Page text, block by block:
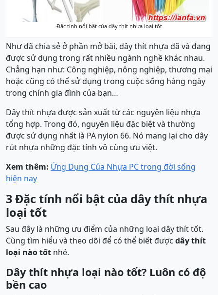
Đặc tính nổi bật của dây thít nhựa loại tốt
Như đã chia sẻ ở phần mở bài, dây thít nhựa đã và đang
được sử dụng trong rất nhiều ngành nghề khác nhau.
Chẳng hạn như: Công nghiệp, nông nghiệp, thương mại
hoặc cũng có thể sử dụng trong cuộc sống hàng ngày
trong chính gia đình của bạn…
Dây thít nhựa được sản xuất từ các nguyên liệu nhựa
tổng hợp. Trong đó, nguyên liệu đặc biệt và thường
được sử dụng nhất là PA nylon 66. Nó mang lại cho dây
rút nhựa những đặc tính vô cùng ưu việt.
Xem thêm: Ứng Dụng Của Nhựa PC trong đời sống
hiện nay
3 Đặc tính nổi bật của dây thít nhựa
loại tốt
Sau đây là những ưu điểm của những loại dây thít tốt.
Cùng tìm hiểu và theo dõi để có thể biết được dây thít
loại nào tốt nhé.
Dây thít nhựa loại nào tốt? Luôn có độ
bền cao